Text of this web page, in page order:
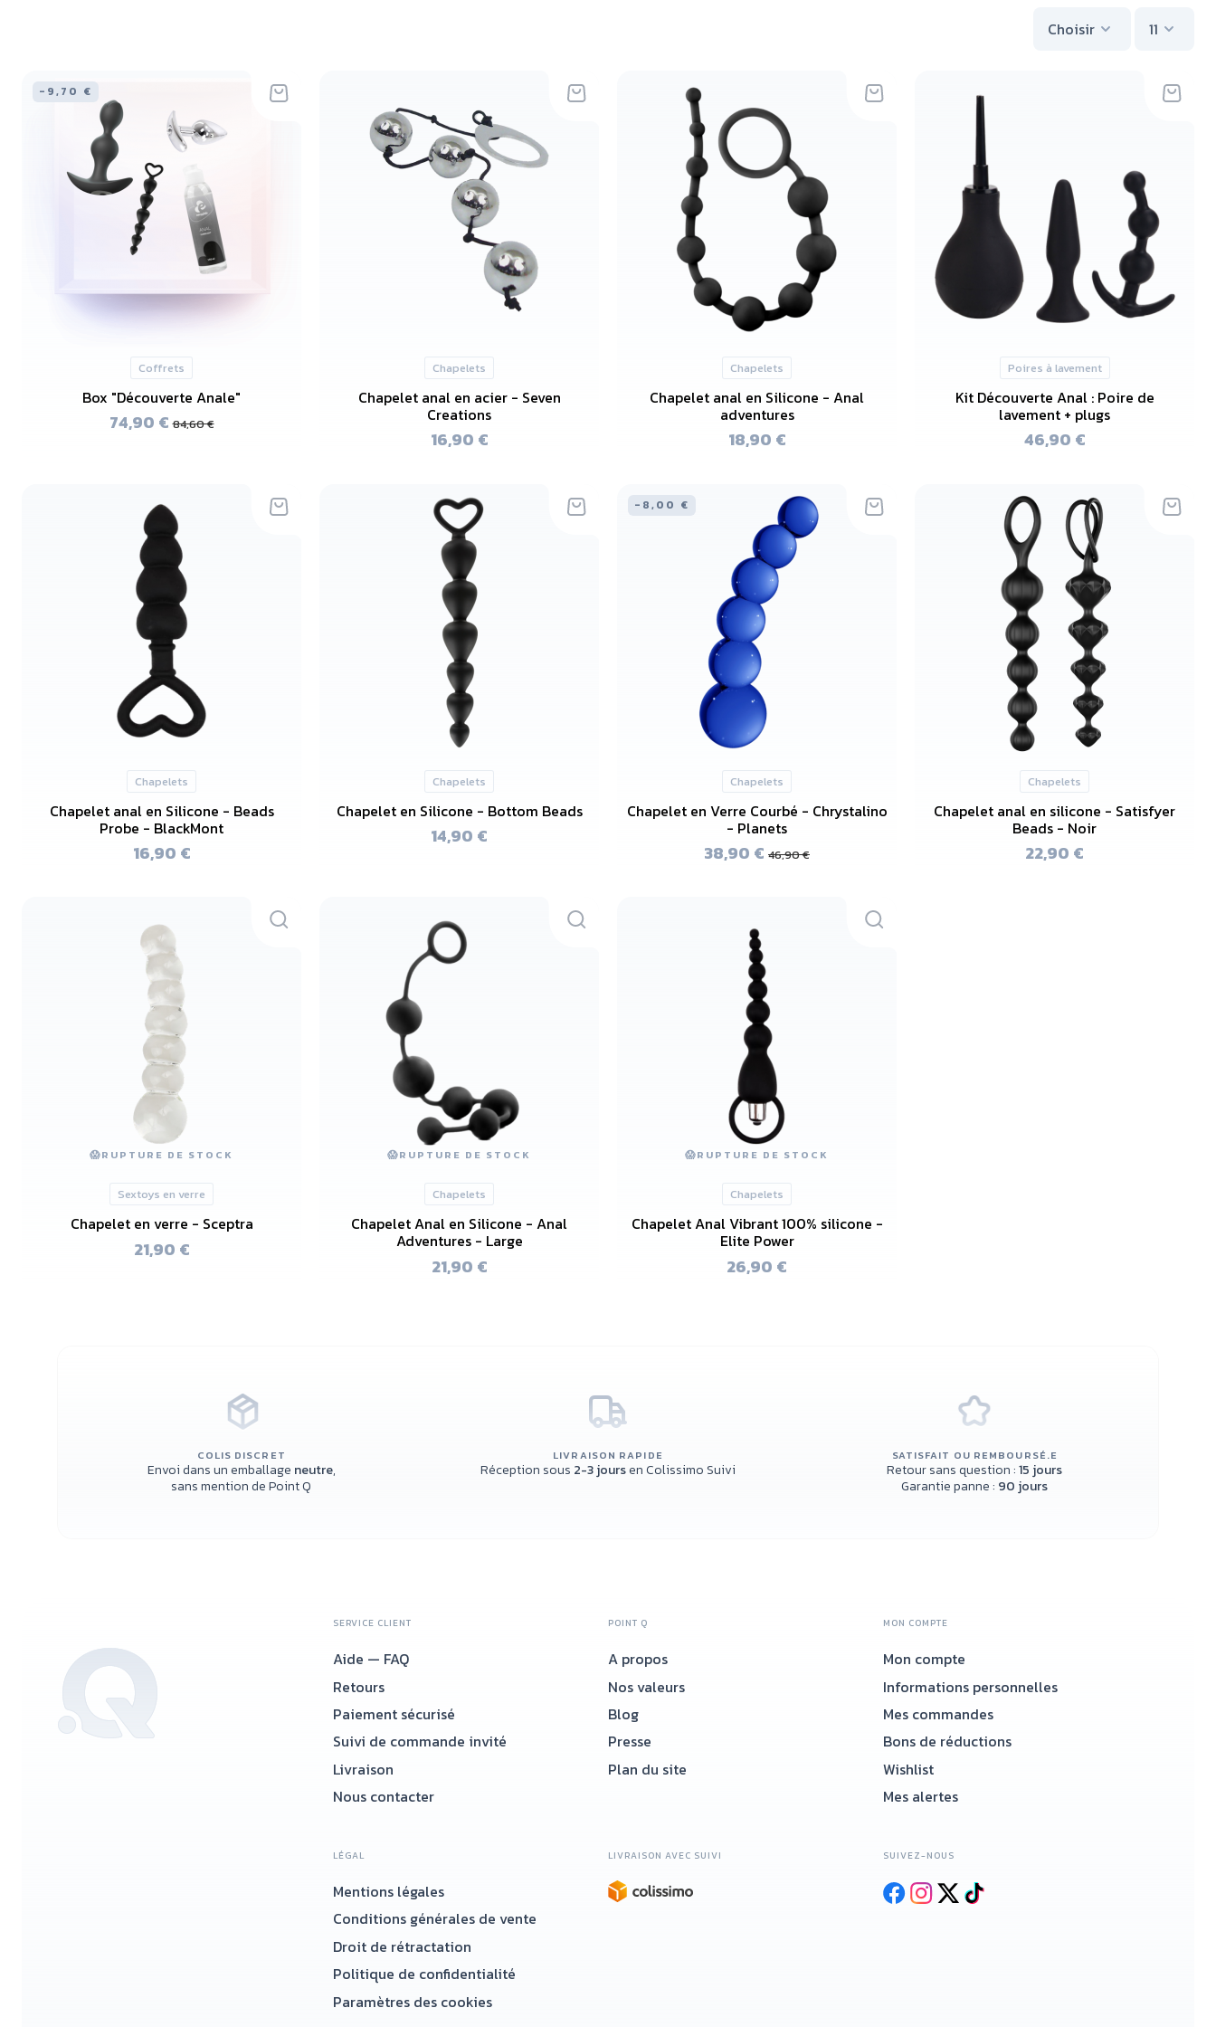
Choisir 11
-9,70 €
Coffrets
Box "Découverte Anale"
74,90 €84,60 €
Chapelets
Chapelet anal en acier - Seven
Creations
16,90 €
Chapelets
Chapelet anal en Silicone - Anal
adventures
18,90 €
Poires à lavement
Kit Découverte Anal : Poire de
lavement + plugs
46,90 €
Chapelets
Chapelet anal en Silicone - Beads
Probe - BlackMont
16,90 €
Chapelets
Chapelet en Silicone - Bottom Beads
14,90 €
-8,00 €
Chapelets
Chapelet en Verre Courbé - Chrystalino
- Planets
38,90 € 46,90 €
Chapelets
Chapelet anal en silicone - Satisfyer
Beads - Noir
22,90 €
😱RUPTURE DE STOCK
Sextoys en verre
Chapelet en verre - Sceptra
21,90 €
😱RUPTURE DE STOCK
Chapelets
Chapelet Anal en Silicone - Anal
Adventures - Large
21,90 €
😱RUPTURE DE STOCK
Chapelets
Chapelet Anal Vibrant 100% silicone -
Elite Power
26,90 €
COLIS DISCRET
Envoi dans un emballage neutre,
sans mention de Point Q
LIVRAISON RAPIDE
Réception sous 2-3 joursen Colissimo Suivi
SATISFAIT OU REMBOURSÉ.E
Retour sans question :15 jours
Garantie panne : 90 jours
Accueil
SERVICE CLIENT
Aide — FAQ
Retours
Paiement sécurisé
Suivi de commande invité
Livraison
Nous contacter
POINT Q
A propos
Nos valeurs
Blog
Presse
Plan du site
MON COMPTE
Mon compte
Informations personnelles
Mes commandes
Bons de réductions
Wishlist
Mes alertes
LÉGAL
Mentions légales
Conditions générales de vente
Droit de rétractation
Politique de confidentialité
Paramètres des cookies
LIVRAISON AVEC SUIVI SUIVEZ-NOUS